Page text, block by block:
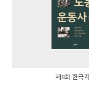
제8회 한국